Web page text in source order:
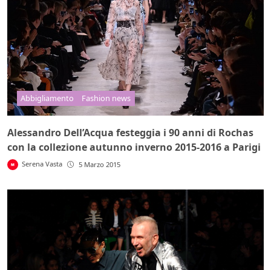
Abbigliamento Fashion news
Alessandro Dell’Acqua festeggia i 90 anni di Rochas
con la collezione autunno inverno 2015-2016 a Parigi
Serena Vasta 5 Marzo 2015